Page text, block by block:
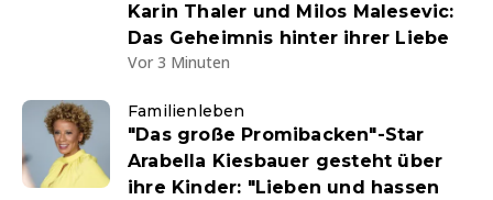
Karin Thaler und Milos Malesevic:
Das Geheimnis hinter ihrer Liebe
Vor 3 Minuten
Familienleben
"Das große Promibacken"-Star
Arabella Kiesbauer gesteht über
ihre Kinder: "Lieben und hassen